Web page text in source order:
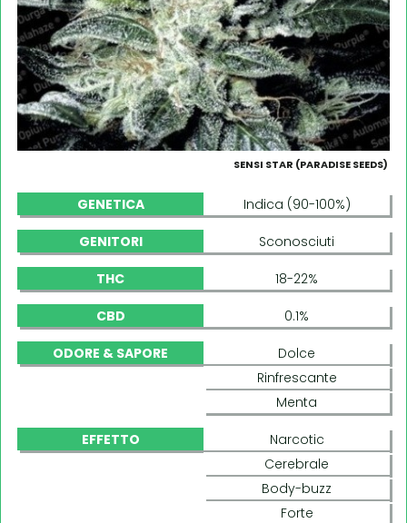
SENSI STAR (PARADISE SEEDS)
GENETICA Indica (90-100%)
GENITORI Sconosciuti
THC 18-22%
CBD 0.1%
ODORE & SAPORE
Dolce
Rinfrescante
Menta
EFFETTO
Narcotic
Cerebrale
Body-buzz
Forte